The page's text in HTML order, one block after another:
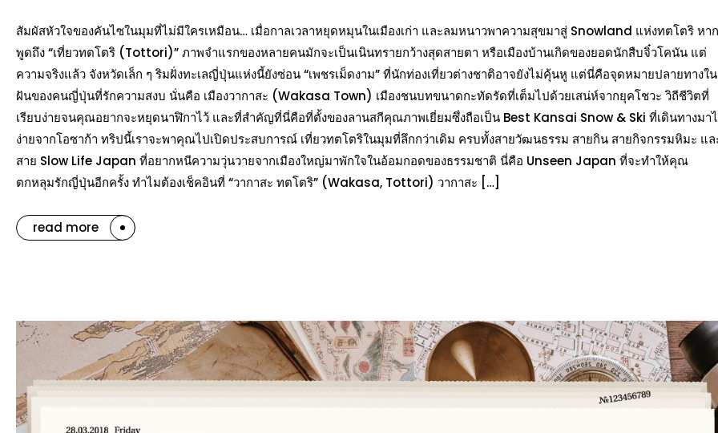
สัมผัสหัวใจของคันไซในมุมที่ไม่มีใครเหมือน… เมื่อกาลเวลาหยุดหมุนในเมืองเก่า และลมหนาวพาความสุขมาสู่ Snowland แห่งทตโตริ หาก
พูดถึง “เที่ยวทตโตริ (Tottori)” ภาพจำแรกของหลายคนมักจะเป็นเนินทรายกว้างสุดสายตา หรือเมืองบ้านเกิดของยอดนักสืบจิ๋วโคนัน แต่
ความจริงแล้ว จังหวัดเล็ก ๆ ริมฝั่งทะเลญี่ปุ่นแห่งนี้ยังซ่อน “เพชรเม็ดงาม” ที่นักท่องเที่ยวต่างชาติอาจยังไม่คุ้นหู แต่นี่คือจุดหมายปลายทางใน
ฝันของคนญี่ปุ่นที่รักความสงบ นั่นคือ เมืองวากาสะ (Wakasa Town) เมืองชนบทขนาดกะทัดรัดที่เต็มไปด้วยเสน่ห์จากยุคโชวะ วิถีชีวิตที่
เรียบง่ายจนคุณอยากจะหยุดนาฬิกาไว้ และที่สำคัญที่นี่คือที่ตั้งของลานสกีคุณภาพเยี่ยมซึ่งถือเป็น Best Kansai Snow & Ski ที่เดินทางมา
ง่ายจากโอซาก้า ทริปนี้เราจะพาคุณไปเปิดประสบการณ์ เที่ยวทตโตริในมุมที่ลึกกว่าเดิม ครบทั้งสายวัฒนธรรม สายกิน สายกิจกรรมหิมะ แล
สาย Slow Life Japan ที่อยากหนีความวุ่นวายจากเมืองใหญ่มาพักใจในอ้อมกอดของธรรมชาติ นี่คือ Unseen Japan ที่จะทำให้คุณ
ตกหลุมรักญี่ปุ่นอีกครั้ง ทำไมต้องเช็คอินที่ “วากาสะ ทตโตริ” (Wakasa, Tottori) วากาสะ […]
read more